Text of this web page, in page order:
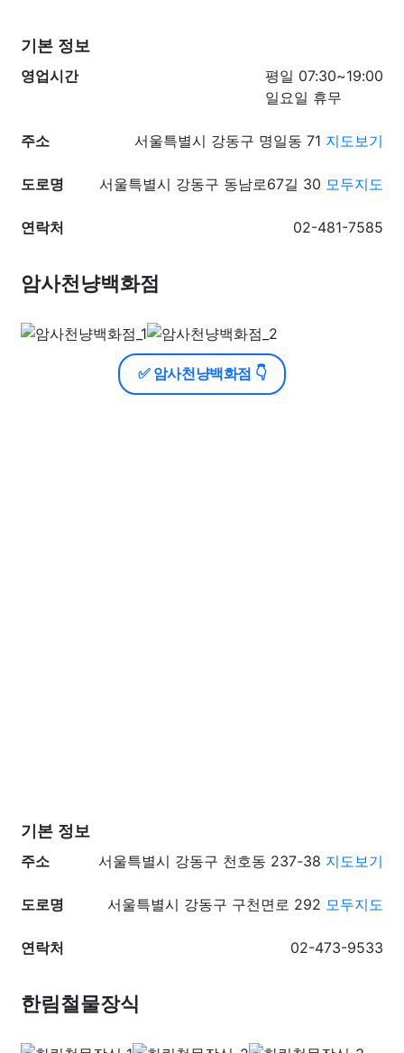
기본 정보
영업시간
평일 07:30~19:00
일요일 휴무
주소 서울특별시 강동구 명일동 71 지도보기
도로명 서울특별시 강동구 동남로67길 30 모두지도
연락처 02-481-7585
암사천냥백화점
✅ 암사천냥백화점 👇
기본 정보
주소
서울특별시 강동구 천호동 237-38 지도보기
도로명 서울특별시 강동구 구천면로 292 모두지도
연락처 02-473-9533
한림철물장식